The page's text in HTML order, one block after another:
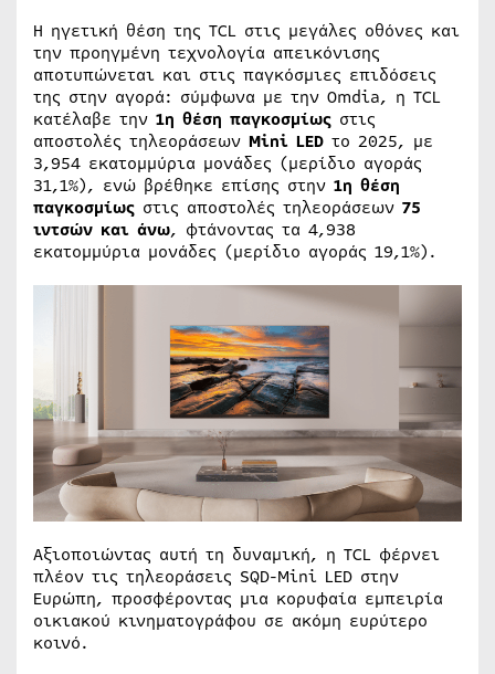
Η ηγετική θέση της TCL στις μεγάλες οθόνες και
την προηγμένη τεχνολογία απεικόνισης
αποτυπώνεται και στις παγκόσμιες επιδόσεις
της στην αγορά: σύμφωνα με την Omdia, η TCL
κατέλαβε την 1η θέση παγκοσμίως στις
αποστολές τηλεοράσεων Mini LED το 2025, με
3,954 εκατομμύρια μονάδες (μερίδιο αγοράς
31,1%), ενώ βρέθηκε επίσης στην 1η θέση
παγκοσμίως στις αποστολές τηλεοράσεων 75
ιντσών και άνω, φτάνοντας τα 4,938
εκατομμύρια μονάδες (μερίδιο αγοράς 19,1%).
Αξιοποιώντας αυτή τη δυναμική, η TCL φέρνει
πλέον τις τηλεοράσεις SQD-Mini LED στην
Ευρώπη, προσφέροντας μια κορυφαία εμπειρία
οικιακού κινηματογράφου σε ακόμη ευρύτερο
κοινό.